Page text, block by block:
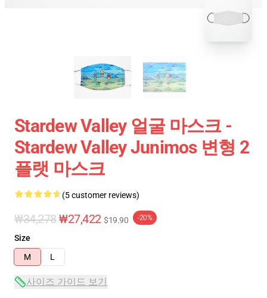
Stardew Valley 얼굴 마스크 -
Stardew Valley Junimos 변형 2
플랫 마스크
(5 customer reviews)
₩34,278₩27,422 $19.90 -20%
Size
M
L
사이즈 가이드 보기